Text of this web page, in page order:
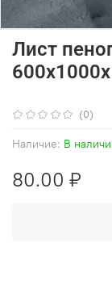
(0)
Наличие: В
Лист
80.00 ₽